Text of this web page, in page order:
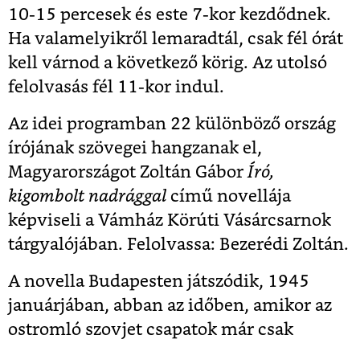
10-15 percesek és este 7-kor kezdődnek.
Ha valamelyikről lemaradtál, csak fél órát
kell várnod a következő körig. Az utolsó
felolvasás fél 11-kor indul.
Az idei programban 22 különböző ország
írójának szövegei hangzanak el,
Magyarországot Zoltán Gábor Író,
kigombolt nadrággal című novellája
képviseli a Vámház Körúti Vásárcsarnok
tárgyalójában. Felolvassa: Bezerédi Zoltán.
A novella Budapesten játszódik, 1945
januárjában, abban az időben, amikor az
ostromló szovjet csapatok már csak